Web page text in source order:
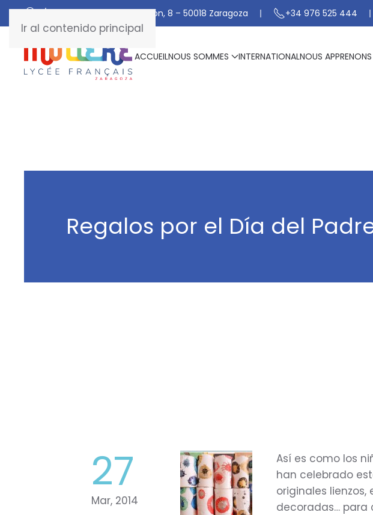
Ir al contenido principal
C/ De Manuel Marraco Ramón, 8 – 50018 Zaragoza +34 976 525 444
ACCUEILNOUS SOMMES INTERNATIONALNOUS APPRENONS
Regalos por el Día del
27
Mar, 2014
Así es como los
han celebrado
originales lienzos,
decoradas… para